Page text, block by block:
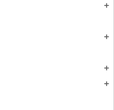
add
add
add
add